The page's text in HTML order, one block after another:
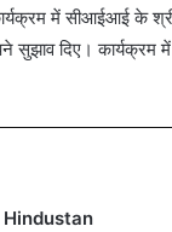
में सीआईआई के श्री
सुझाव दिए। कार्यक्रम
Hindustan